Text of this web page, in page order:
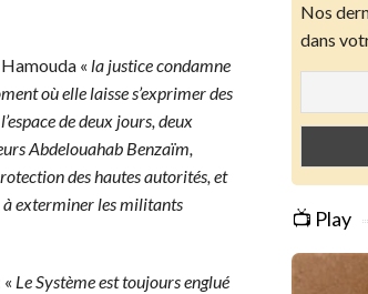
« la justice condamne
où elle laisse s’exprimer des
de deux jours, deux
Abdelouahab Benzaïm,
des hautes autorités, et
à exterminer les militants
Le Système est toujours englué
Nos
dans
📺 Play